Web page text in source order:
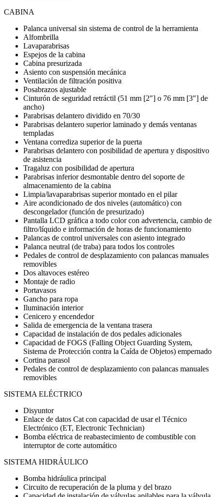
CABINA
Palanca universal sin sistema de control de la herramienta
Alfombrilla
Lavaparabrisas
Espejos de la cabina
Cabina presurizada
Asiento con suspensión mecánica
Ventilación de filtración positiva
Posabrazos ajustable
Cinturón de seguridad retráctil (51 mm [2"] o 76 mm [3"] de
ancho)
Parabrisas delantero dividido en 70/30
Parabrisas delantero superior laminado y demás ventanas
templadas
Ventana corrediza superior de la puerta
Parabrisas delantero con posibilidad de apertura y dispositivo
de asistencia
Tragaluz con posibilidad de apertura
Parabrisas inferior desmontable dentro del soporte de
almacenamiento de la cabina
Limpia/lavaparabrisas superior montado en el pilar
Aire acondicionado de dos niveles (automático) con
descongelador (función de presurizado)
Pantalla LCD gráfica a todo color con advertencia, cambio de
filtro/líquido e información de horas de funcionamiento
Palancas de control universales con asiento integrado
Palanca neutral (de traba) para todos los controles
Pedales de control de desplazamiento con palancas manuales
removibles
Dos altavoces estéreo
Montaje de radio
Portavasos
Gancho para ropa
Iluminación interior
Cenicero y encendedor
Salida de emergencia de la ventana trasera
Capacidad de instalación de dos pedales adicionales
Capacidad de FOGS (Falling Object Guarding System,
Sistema de Protección contra la Caída de Objetos) empernado
Cortina parasol
Pedales de control de desplazamiento con palancas manuales
removibles
SISTEMA ELÉCTRICO
Disyuntor
Enlace de datos Cat con capacidad de usar el Técnico
Electrónico (ET, Electronic Technician)
Bomba eléctrica de reabastecimiento de combustible con
interruptor de corte automático
SISTEMA HIDRÁULICO
Bomba hidráulica principal
Circuito de recuperación de la pluma y del brazo